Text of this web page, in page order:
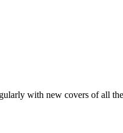
with new covers of all